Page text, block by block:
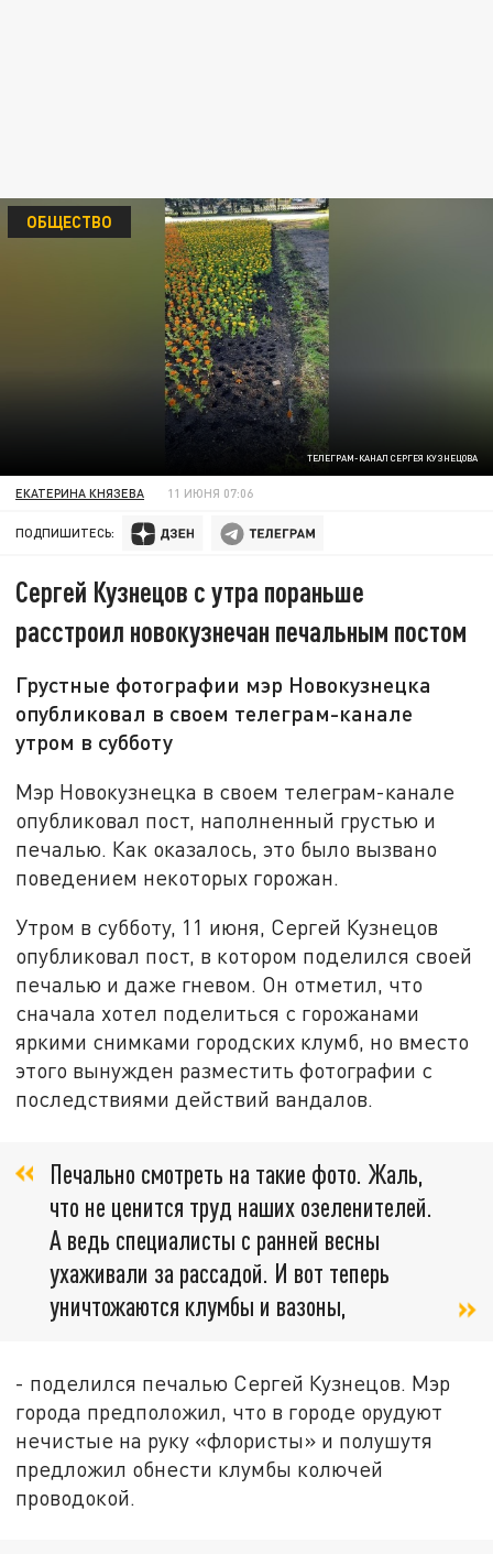
ТЕЛЕГРАМ-КАНАЛ СЕРГЕЯ КУЗНЕЦОВА
ОБЩЕСТВО
ЕКАТЕРИНА КНЯЗЕВА 11 ИЮНЯ 07:06
ПОДПИШИТЕСЬ:
Сергей Кузнецов с утра пораньше
расстроил новокузнечан печальным постом
Грустные фотографии мэр Новокузнецка
опубликовал в своем телеграм-канале
утром в субботу
Мэр Новокузнецка в своем телеграм-канале
опубликовал пост, наполненный грустью и
печалью. Как оказалось, это было вызвано
поведением некоторых горожан.
Утром в субботу, 11 июня, Сергей Кузнецов
опубликовал пост, в котором поделился своей
печалью и даже гневом. Он отметил, что
сначала хотел поделиться с горожанами
яркими снимками городских клумб, но вместо
этого вынужден разместить фотографии с
последствиями действий вандалов.
Печально смотреть на такие фото. Жаль,
что не ценится труд наших озеленителей.
А ведь специалисты с ранней весны
ухаживали за рассадой. И вот теперь
уничтожаются клумбы и вазоны,
- поделился печалью Сергей Кузнецов. Мэр
города предположил, что в городе орудуют
нечистые на руку «флористы» и полушутя
предложил обнести клумбы колючей
проводокой.